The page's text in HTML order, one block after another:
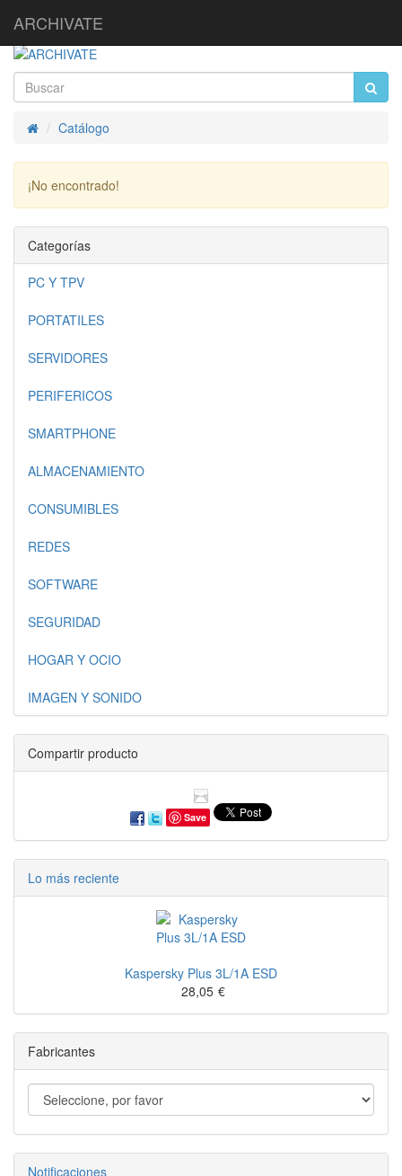
ARCHIVATE
InicioCatálogo
¡No encontrado!
Categorías
PC Y TPV
PORTATILES
SERVIDORES
PERIFERICOS
SMARTPHONE
ALMACENAMIENTO
CONSUMIBLES
REDES
SOFTWARE
SEGURIDAD
HOGAR Y OCIO
IMAGEN Y SONIDO
Compartir producto
Save
Lo más reciente
Kaspersky Plus 3L/1A ESD
28,05 €
Fabricantes
Notificaciones